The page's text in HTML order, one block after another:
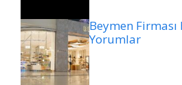
Beymen Firması
Yorumlar